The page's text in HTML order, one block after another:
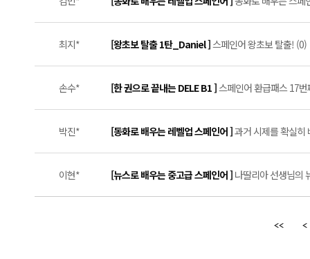
최지* [왕초보 탈출 1탄_Daniel ]스페인어 왕초보 탈출! (0)
손수* [한 권으로 끝내는 DELE B1 ]스페인어 환급패스 17
박진* [동화로 배우는 레벨업 스페인어 ]과거 시제를 확실히
이현* [뉴스로 배우는 중고급 스페인어 ] 나딸리아 선생님의